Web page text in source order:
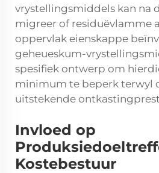
vrystellingsmiddels kan na
migreer of residuëvlamme
oppervlak eienskappe
geheueskum-
spesifiek ontwerp om
minimum te beperk terwyl
uitstekende
Invloed op
Kostebestuur